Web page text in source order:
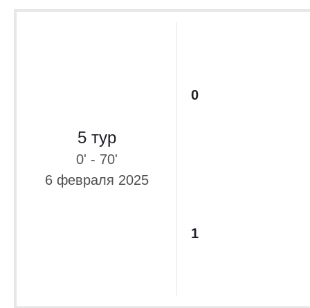
5 тур
0' - 70'
6 февраля 2025
0
1